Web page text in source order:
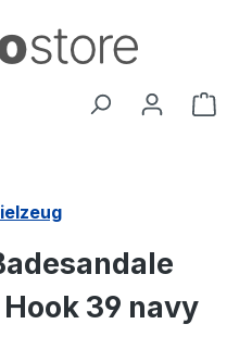
39 navy